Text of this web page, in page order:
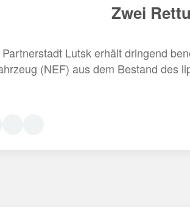
Zwei
Lutsk erhält dringend
(NEF) aus dem Bestand des